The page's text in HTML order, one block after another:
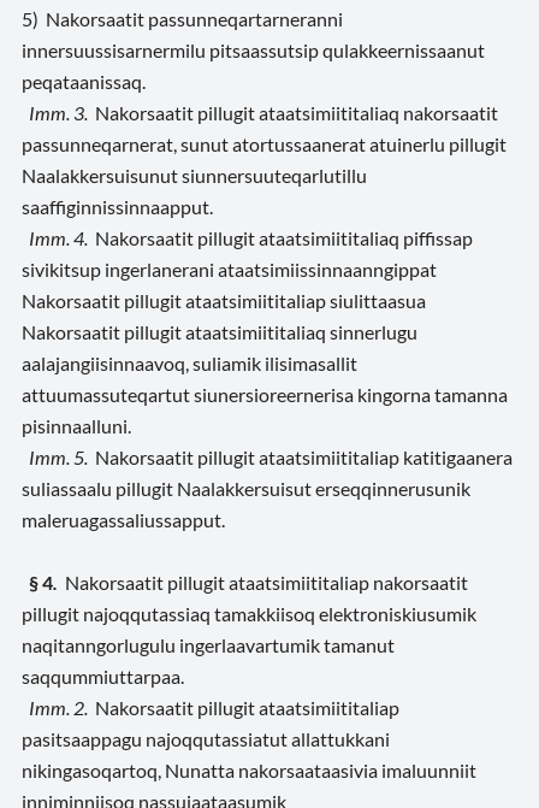
5) Nakorsaatit passunneqartarneranni
innersuussisarnermilu pitsaassutsip qulakkeernissaanut
peqataanissaq.
Imm. 3. Nakorsaatit pillugit ataatsimiititaliaq nakorsaatit
passunneqarnerat, sunut atortussaanerat atuinerlu pillugit
Naalakkersuisunut siunnersuuteqarlutillu
saaffiginnissinnaapput.
Imm. 4. Nakorsaatit pillugit ataatsimiititaliaq piffissap
sivikitsup ingerlanerani ataatsimiissinnaanngippat
Nakorsaatit pillugit ataatsimiititaliap siulittaasua
Nakorsaatit pillugit ataatsimiititaliaq sinnerlugu
aalajangiisinnaavoq, suliamik ilisimasallit
attuumassuteqartut siunersioreernerisa kingorna tamanna
pisinnaalluni.
Imm. 5. Nakorsaatit pillugit ataatsimiititaliap katitigaanera
suliassaalu pillugit Naalakkersuisut erseqqinnerusunik
maleruagassaliussapput.
§ 4 Nakorsaatit pillugit ataatsimiititaliap nakorsaatit
pillugit najoqqutassiaq tamakkiisoq elektroniskiusumik
naqitanngorlugulu ingerlaavartumik tamanut
saqqummiuttarpaa.
Imm. 2. Nakorsaatit pillugit ataatsimiititaliap
pasitsaappagu najoqqutassiatut allattukkani
nikingasoqartoq, Nunatta nakorsaataasivia imaluunniit
inniminniisoq nassuiaataasumik